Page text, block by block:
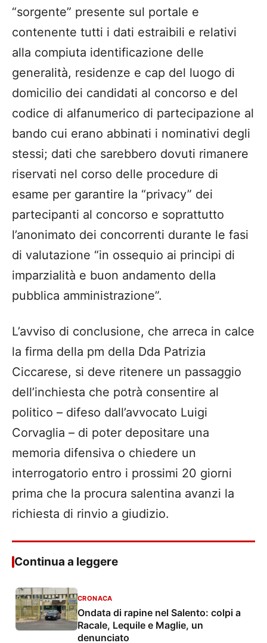
“sorgente” presente sul portale e
contenente tutti i dati estraibili e relativi
alla compiuta identificazione delle
generalità, residenze e cap del luogo di
domicilio dei candidati al concorso e del
codice di alfanumerico di partecipazione al
bando cui erano abbinati i nominativi degli
stessi; dati che sarebbero dovuti rimanere
riservati nel corso delle procedure di
esame per garantire la “privacy” dei
partecipanti al concorso e soprattutto
l’anonimato dei concorrenti durante le fasi
di valutazione “in ossequio ai principi di
imparzialità e buon andamento della
pubblica amministrazione”.
L’avviso di conclusione, che arreca in calce
la firma della pm della Dda Patrizia
Ciccarese, si deve ritenere un passaggio
dell’inchiesta che potrà consentire al
politico – difeso dall’avvocato Luigi
Corvaglia – di poter depositare una
memoria difensiva o chiedere un
interrogatorio entro i prossimi 20 giorni
prima che la procura salentina avanzi la
richiesta di rinvio a giudizio.
Continua a leggere
CRONACA
Ondata di rapine nel Salento: colpi a
Racale, Lequile e Maglie, un
denunciato